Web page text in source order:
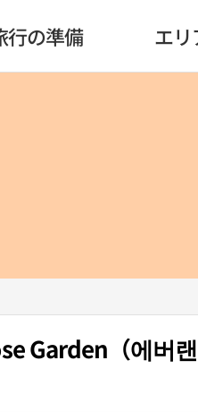
行の準備 エリ
Garden（에버